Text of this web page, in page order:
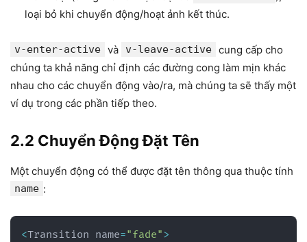
loại bỏ khi chuyển động/hoạt ảnh kết thúc.
v-enter-active và v-leave-active cung cấp cho
chúng ta khả năng chỉ định các đường cong làm mịn khác
nhau cho các chuyển động vào/ra, mà chúng ta sẽ thấy một
ví dụ trong các phần tiếp theo.
2.2 Chuyển Động Đặt Tên
Một chuyển động có thể được đặt tên thông qua thuộc tính
name :
<Transition name="fade">